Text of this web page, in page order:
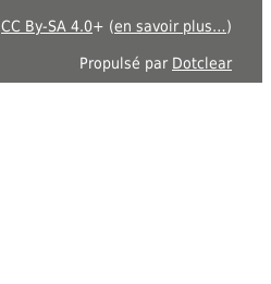
CC By-SA 4.0+ (en savoir plus…)
Propulsé par Dotclear